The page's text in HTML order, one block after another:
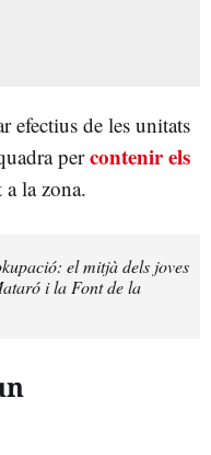
efectius de les unitats
percontenir els
la zona.
el mitjà dels joves
i la Font de la